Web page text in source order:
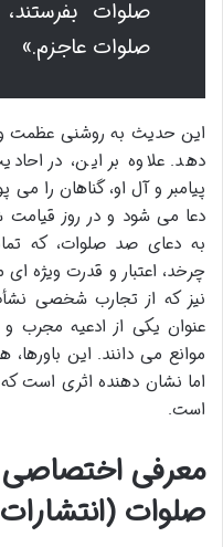
صلوات
صلوات عاجزم.»
این حدیث به روشنی عظمت
دهد. علاوه بر این، در
پیامبر و آل او، گناهان را می
دعا می شود و در روز قیامت
به دعای صد صلوات، که
چرخد، اعتبار و قدرت ویژه
نیز که از تجارب شخصی
عنوان یکی از ادعیه مجرب
موانع می دانند. این
اما نشان دهنده اثری است
است.
معرفی
صلوات